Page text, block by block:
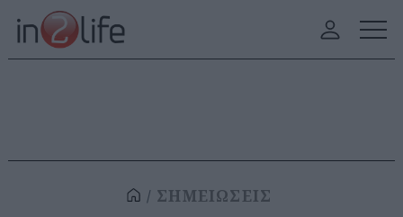
ΣΗΜΕΙΩΣΕΙΣ